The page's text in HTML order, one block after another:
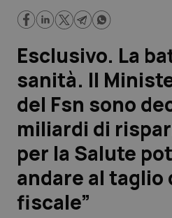
Lavoro e Professioni
Scienza e Farmaci
Studi e Analisi
Lettere al direttore
Edizioni Regionali
QS Pro
Esclusivo. La
sanità. Il
del Fsn sono
miliardi di
per la Salute
andare al taglio
fiscale”